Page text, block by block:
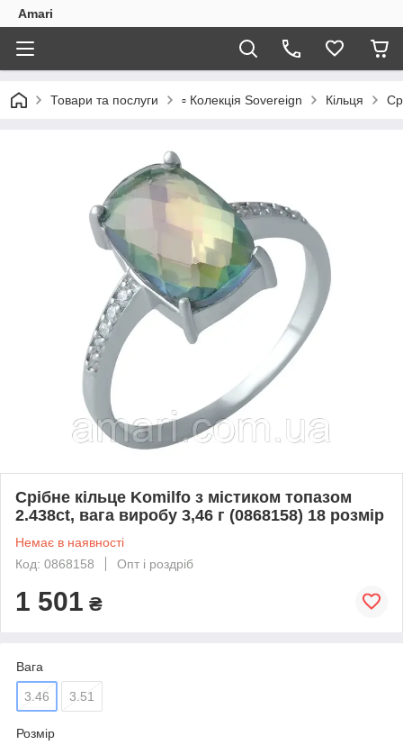
Amari
Товари та послуги ▫️ Колекція Sovereign Кільця
Срібне кільце Komilfo з містиком топазом
2.438ct, вага виробу 3,46 г (0868158) 18 розмір
Немає в наявності
Код: 0868158
Опт і роздріб
1 501 ₴
Вага
3.46 3.51
Розмір